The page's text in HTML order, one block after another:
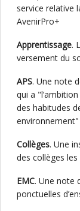
service relative
AvenirPro+
Apprentissage.
versement du
APS. Une note
qui a
des habitudes
environnement"
Collèges. Une
des collèges
EMC. Une note
ponctuelles